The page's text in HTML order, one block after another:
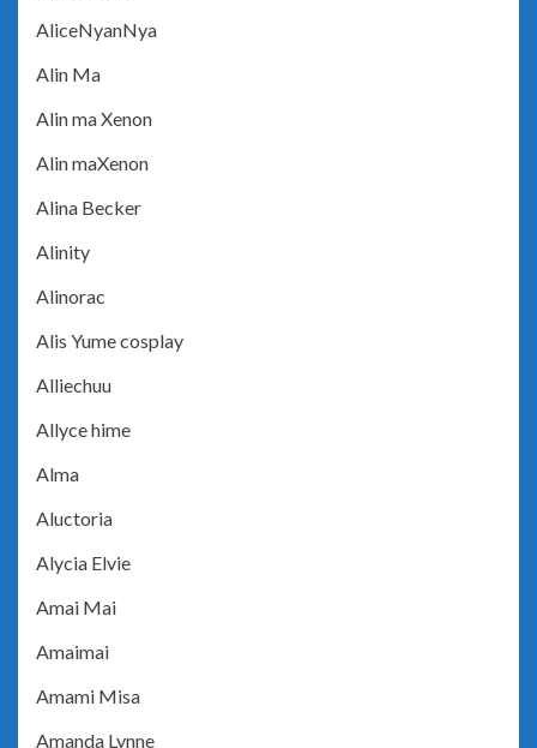
AliceNyanNya
Alin Ma
Alin ma Xenon
Alin maXenon
Alina Becker
Alinity
Alinorac
Alis Yume cosplay
Alliechuu
Allyce hime
Alma
Aluctoria
Alycia Elvie
Amai Mai
Amaimai
Amami Misa
Amanda Lynne